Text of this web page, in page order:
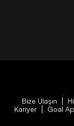
Bize Ulaşın
Kariyer
Goal